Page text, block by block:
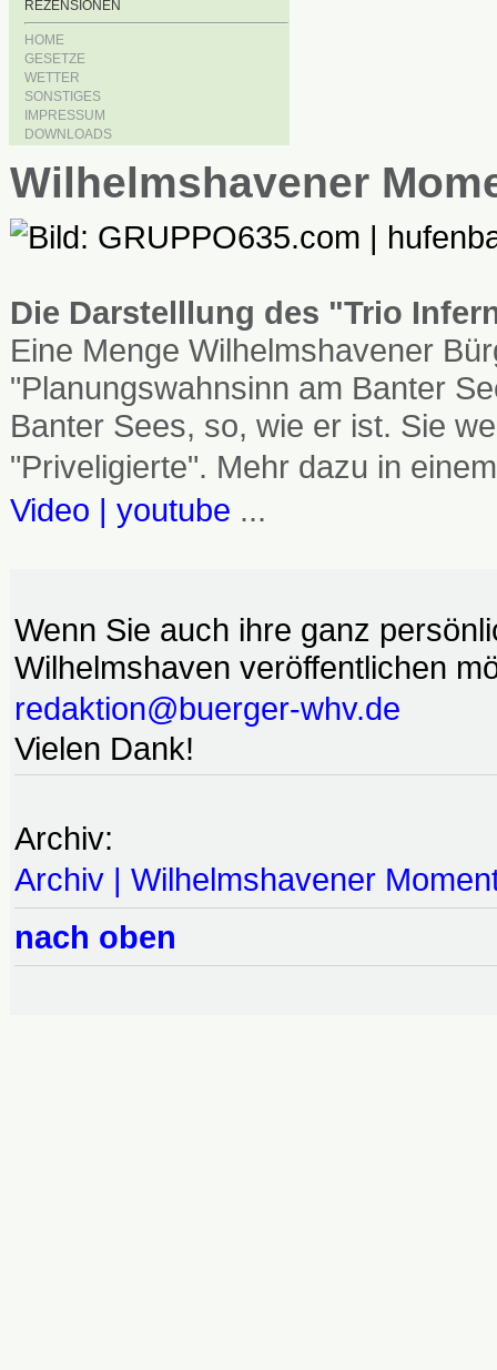
REZENSIONEN
HOME
GESETZE
WETTER
SONSTIGES
IMPRESSUM
DOWNLOADS
Wilhelmshavener
Die Darstelllung des "Trio
Eine Menge Wilhelmshavener
"Planungswahnsinn am Banter
Banter Sees, so, wie er ist. Sie
"Priveligierte". Mehr dazu in
Video | youtube ...
Wenn Sie auch ihre ganz
Wilhelmshaven veröffentlichen
redaktion@buerger-whv.de
Vielen Dank!
Archiv:
Archiv | Wilhelmshavener
nach oben